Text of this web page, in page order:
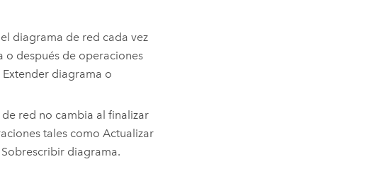
diagrama de red cada vez
o después de operaciones
diagrama o
red no cambia al finalizar
tales como Actualizar
diagrama.